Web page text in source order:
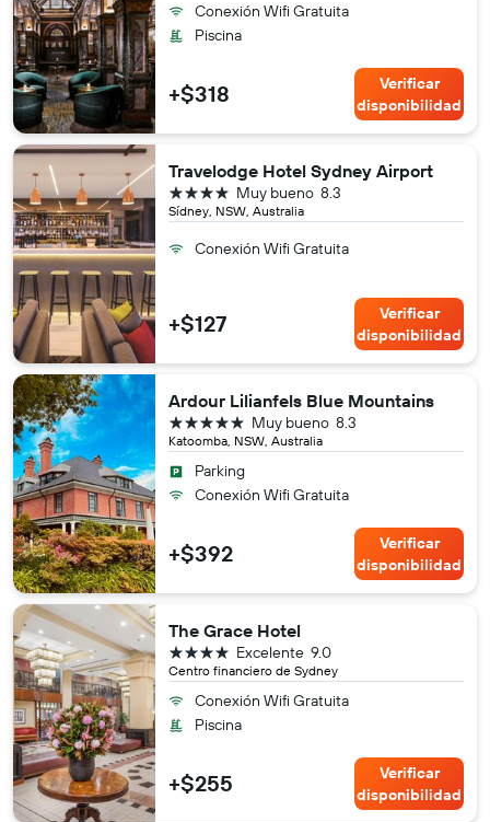
Conexión Wifi Gratuita
Piscina
+$318
Verificar
disponibilidad
Travelodge Hotel Sydney Airport
Sídney, NSW, Australia
8.3
Muy bueno
4 estrellas
Conexión Wifi Gratuita
+$127
Verificar
disponibilidad
Ardour Lilianfels Blue Mountains
Katoomba, NSW, Australia
8.3
Muy bueno
5 estrellas
Parking
Conexión Wifi Gratuita
+$392
Verificar
disponibilidad
The Grace Hotel
Centro financiero de Sydney
9.0
Excelente
4 estrellas
Conexión Wifi Gratuita
Piscina
+$255
Verificar
disponibilidad